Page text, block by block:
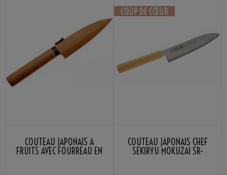
COUTEAU JAPONAIS À
FRUITS AVEC FOURREAU EN
COUTEAU JAPONAIS CHEF
SEKIRYU MOKUZAI SR-